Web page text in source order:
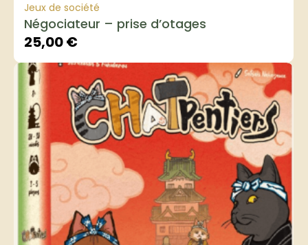
Jeux de société
Négociateur – prise d’otages
25,00€